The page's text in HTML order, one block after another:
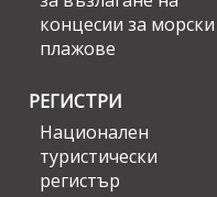
концесии за морски
плажове
РЕГИСТРИ
Национален
туристически
регистър